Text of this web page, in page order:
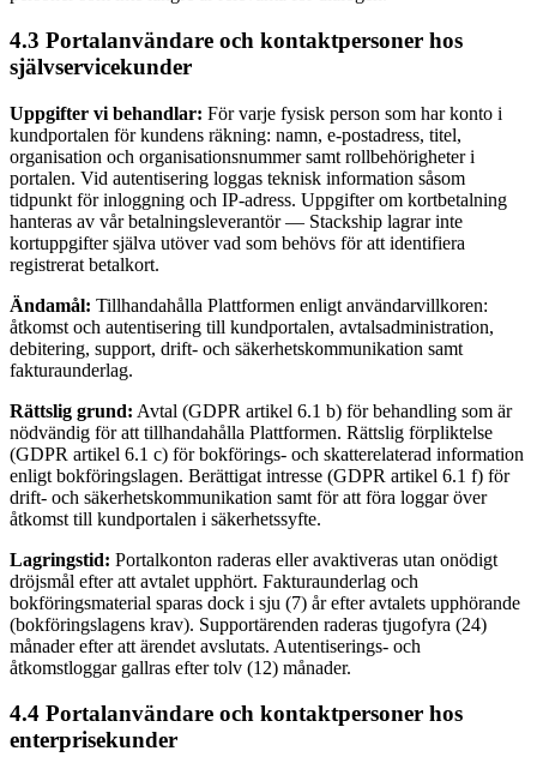
4.3 Portalanvändare och kontaktpersoner hos
självservicekunder
Uppgifter vi behandlar: För varje fysisk person som har konto i
kundportalen för kundens räkning: namn, e-postadress, titel,
organisation och organisationsnummer samt rollbehörigheter i
portalen. Vid autentisering loggas teknisk information såsom
tidpunkt för inloggning och IP-adress. Uppgifter om kortbetalning
hanteras av vår betalningsleverantör — Stackship lagrar inte
kortuppgifter själva utöver vad som behövs för att identifiera
registrerat betalkort.
Ändamål: Tillhandahålla Plattformen enligt användarvillkoren:
åtkomst och autentisering till kundportalen, avtalsadministration,
debitering, support, drift- och säkerhetskommunikation samt
fakturaunderlag.
Rättslig grund: Avtal (GDPR artikel 6.1 b) för behandling som är
nödvändig för att tillhandahålla Plattformen. Rättslig förpliktelse
(GDPR artikel 6.1 c) för bokförings- och skatterelaterad information
enligt bokföringslagen. Berättigat intresse (GDPR artikel 6.1 f) för
drift- och säkerhetskommunikation samt för att föra loggar över
åtkomst till kundportalen i säkerhetssyfte.
Lagringstid: Portalkonton raderas eller avaktiveras utan onödigt
dröjsmål efter att avtalet upphört. Fakturaunderlag och
bokföringsmaterial sparas dock i sju (7) år efter avtalets upphörande
(bokföringslagens krav). Supportärenden raderas tjugofyra (24)
månader efter att ärendet avslutats. Autentiserings- och
åtkomstloggar gallras efter tolv (12) månader.
4.4 Portalanvändare och kontaktpersoner hos
enterprisekunder